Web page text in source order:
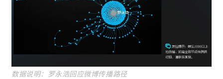
数据说明：罗永浩回应微博传播路径